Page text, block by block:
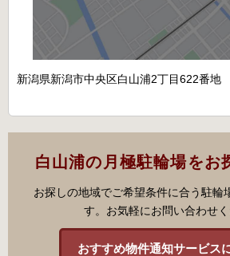
新潟県新潟市中央区白山浦2丁目622番地
白山浦の月極駐輪場をお
お探しの地域でご希望条件に合う駐輪
す。お気軽にお問い合わせく
おすすめ物件通知サービス